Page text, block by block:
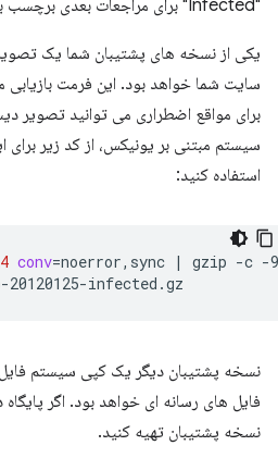
"Infected" برای مراجعات بعدی برچسب بزنید.
یکی از نسخه های پشتیبان شما یک
سایت شما خواهد بود. این فرمت
برای مواقع اضطراری می توانید تصویر
سیستم مبتنی بر یونیکس، از کد زیر
استفاده کنید:
conv=noerror,sync | gzip -c -9
نسخه پشتیبان دیگر یک کپی سیستم
فایل های رسانه ای خواهد بود. اگر پایگاه
نسخه پشتیبان تهیه کنید.